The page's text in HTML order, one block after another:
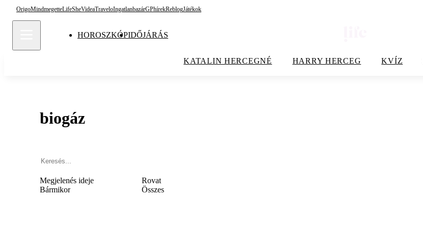
OrigoMindmegetteLifeSheVideaTraveloIngatlanbazárGPhírekReblogJátékok
HOROSZKÓPIDŐJÁRÁS
KATALIN HERCEGNÉ HARRY HERCEG KVÍZ
biogáz
Megjelenés ideje
Bármikor
Rovat
Összes